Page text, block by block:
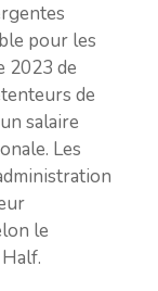
pour les
2023 de
de
salaire
Les
le